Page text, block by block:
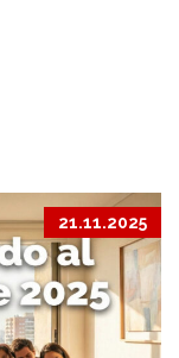
21.11.2025